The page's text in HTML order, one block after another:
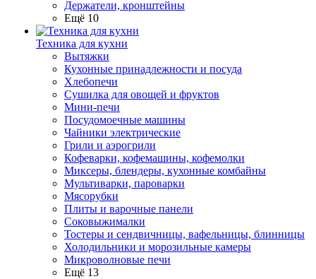
Держатели, кронштейны
Ещё 10
Техника для кухни
Вытяжки
Кухонные принадлежности и посуда
Хлебопечи
Сушилка для овощей и фруктов
Мини-печи
Посудомоечные машины
Чайники электрические
Грили и аэрогрили
Кофеварки, кофемашины, кофемолки
Миксеры, блендеры, кухонные комбайны
Мультиварки, пароварки
Мясорубки
Плиты и варочные панели
Соковыжималки
Тостеры и сендвичницы, вафельницы, блинницы
Холодильники и морозильные камеры
Микроволновые печи
Ещё 13